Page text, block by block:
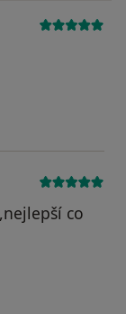
odstraněn
co